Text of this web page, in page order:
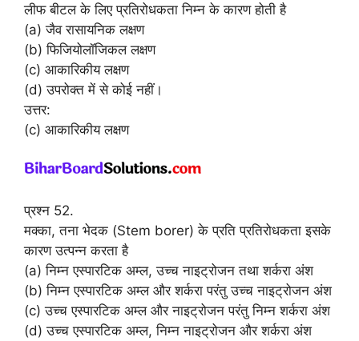
लीफ बीटल के लिए प्रतिरोधकता निम्न के कारण होती है
(a) जैव रासायनिक लक्षण
(b) फिजियोलॉजिकल लक्षण
(c) आकारिकीय लक्षण
(d) उपरोक्त में से कोई नहीं।
उत्तर:
(c) आकारिकीय लक्षण
प्रश्न 52.
मक्का, तना भेदक (Stem borer) के प्रति प्रतिरोधकता इसके
कारण उत्पन्न करता है
(a) निम्न एस्पारटिक अम्ल, उच्च नाइट्रोजन तथा शर्करा अंश
(b) निम्न एस्पारटिक अम्ल और शर्करा परंतु उच्च नाइट्रोजन अंश
(c) उच्च एस्पारटिक अम्ल और नाइट्रोजन परंतु निम्न शर्करा अंश
(d) उच्च एस्पारटिक अम्ल, निम्न नाइट्रोजन और शर्करा अंश